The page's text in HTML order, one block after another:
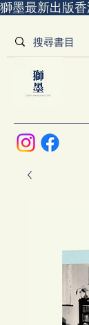
獅墨最新出版